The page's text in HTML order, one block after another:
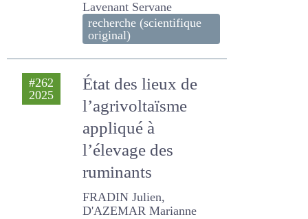
SENECAL JULIETTE, FAURE
PASCALE, ODOUX Jean-
François, Morvan-Bertrand
ANNETTE, Lemauviel-
Lavenant Servane
recherche (scientifique
original)
État des lieux de
l’agrivoltaïsme
appliqué à l’élevage
des ruminants